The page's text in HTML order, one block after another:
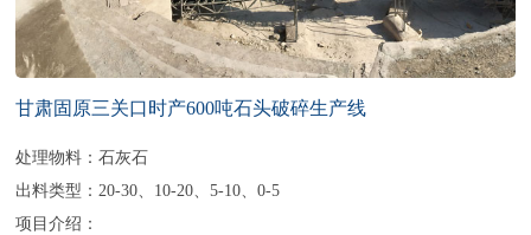
甘肃固原三关口时产600吨石头破碎生产线
处理物料：石灰石
出料类型：20-30、10-20、5-10、0-5
项目介绍：